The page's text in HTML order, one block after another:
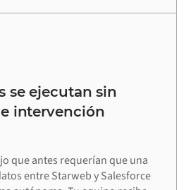
se ejecutan sin
intervención
que antes requerían que una
entre Starweb y Salesforce